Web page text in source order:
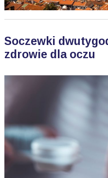
Soczewki
zdrowie dla oczu